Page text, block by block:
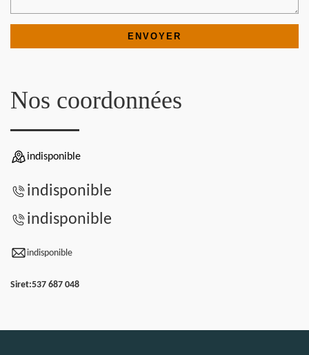
Nos coordonnées
indisponible
indisponible
indisponible
indisponible
Siret:537 687 048